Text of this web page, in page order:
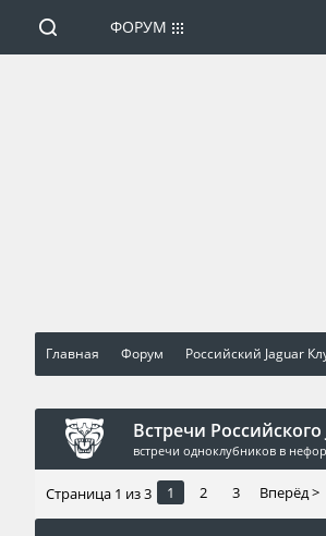
Главная Форум Российский Jaguar
Встречи
встречи одноклубников в
Страница 1 из 3 1 2 3 Вперёд >
ФОРУМ